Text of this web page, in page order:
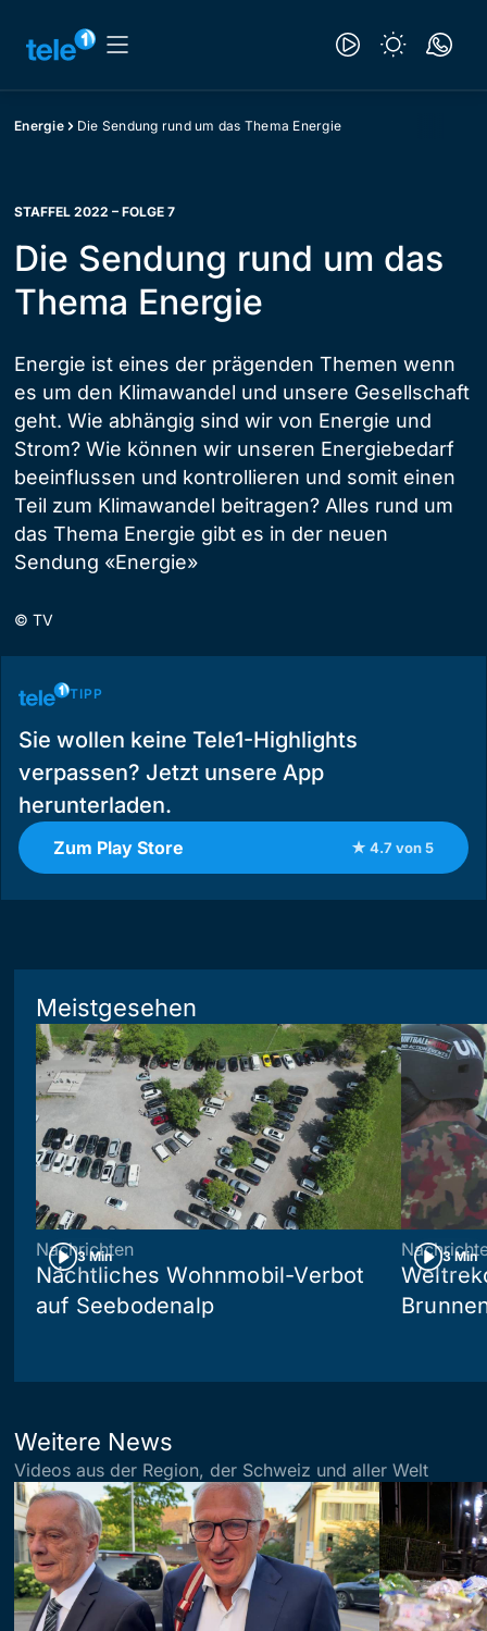
Energie Die Sendung rund um das Thema Energie
STAFFEL 2022 – FOLGE 7
Die Sendung rund um das
Thema Energie
Energie ist eines der prägenden Themen wenn
es um den Klimawandel und unsere Gesellschaft
geht. Wie abhängig sind wir von Energie und
Strom? Wie können wir unseren Energiebedarf
beeinflussen und kontrollieren und somit einen
Teil zum Klimawandel beitragen? Alles rund um
das Thema Energie gibt es in der neuen
Sendung «Energie»
© TV
TIPP
Sie wollen keine Tele1-Highlights
verpassen? Jetzt unsere App
herunterladen.
Zum Play Store ★ 4.7 von 5
Meistgesehen
3 Min
Nachrichten
Nächtliches Wohnmobil-Verbot
auf Seebodenalp
3 Min
Weitere News
Videos aus der Region, der Schweiz und aller Welt